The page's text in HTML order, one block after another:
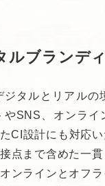
ルブランデ
タルとリアルの
SNS、オンライ
CI設計にも対応
点まで含めた一貫
ンラインとオフ